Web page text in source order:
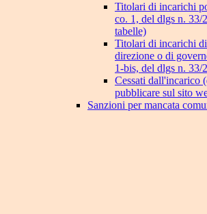
Titolari di incarichi
co. 1, del dlgs n. 33/
tabelle)
Titolari di incarichi
direzione o di
1-bis, del dlgs n. 33/
Cessati dall'incarico
pubblicare sul sito
Sanzioni per mancata